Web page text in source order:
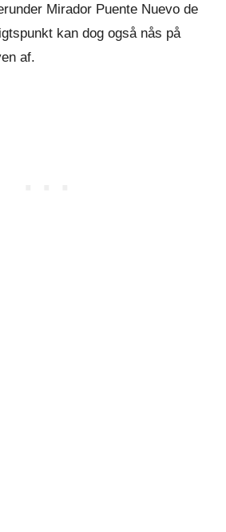
Mirador Puente Nuevo de
kan dog også nås på
af.